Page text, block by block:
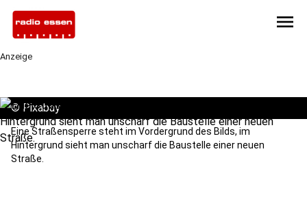
menu
Anzeige
© Pixabay
Eine Straßensperre steht im Vordergrund des Bilds, im
Hintergrund sieht man unscharf die Baustelle einer neuen
Straße.